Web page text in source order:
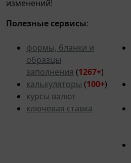
образцы
заполнения
калькуляторы(100+
курсы валют
ключевая ставка